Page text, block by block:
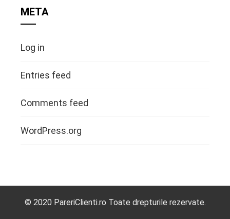
META
Log in
Entries feed
Comments feed
WordPress.org
© 2020 PareriClienti.ro Toate drepturile rezervate.